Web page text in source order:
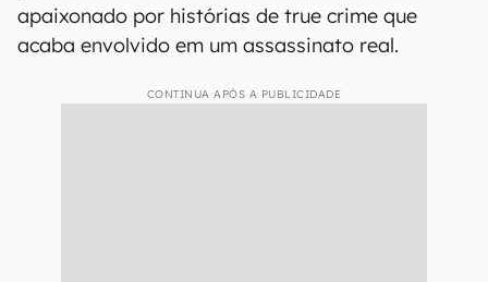
apaixonado por histórias de true crime que
acaba envolvido em um assassinato real.
CONTINUA APÓS A PUBLICIDADE